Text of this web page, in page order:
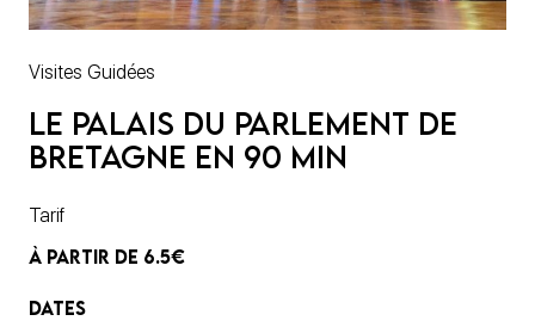
Visites Guidées
Le Palais du Parlement de
Bretagne en 90 min
Tarif
À PARTIR DE 6.5€
DATES